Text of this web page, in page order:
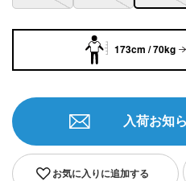
お気に入りに追加する
入荷お知
173cm / 70kg